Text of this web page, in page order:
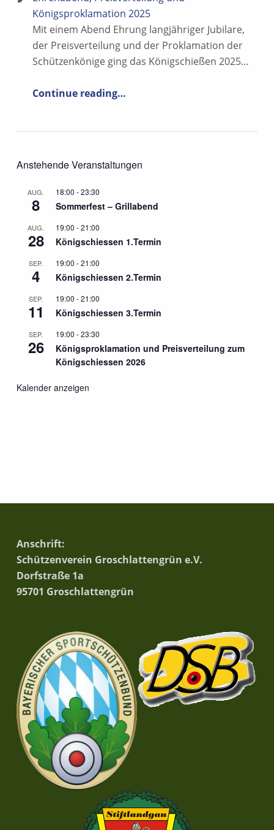
t
e
o
n
Königsproklamation 2025
Mit einem Abend Ehrung langjähriger Jubilare,
der Preisverteilung und der Proklamation der
Schützenkönige ging das Königschießen 2025…
Continue reading…
Anstehende Veranstaltungen
AUG.
8
18:00 -23:30
Sommerfest – Grillabend
AUG.
28
19:00 -21:00
Königschiessen 1.Termin
SEP.
4
19:00 -21:00
Königschiessen 2.Termin
SEP.
11
19:00 -21:00
Königschiessen 3.Termin
SEP.
26
19:00 -23:30
Königsproklamation und Preisverteilung zum
Königschiessen 2026
Kalender anzeigen
Anschrift:
Schützenverein Groschlattengrün e.V.
Dorfstraße 1a
95701 Groschlattengrün